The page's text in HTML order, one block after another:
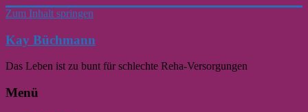
Zum Inhalt springen
Kay Büchmann
Das Leben ist zu bunt für schlechte Reha-Versorgungen
Menü